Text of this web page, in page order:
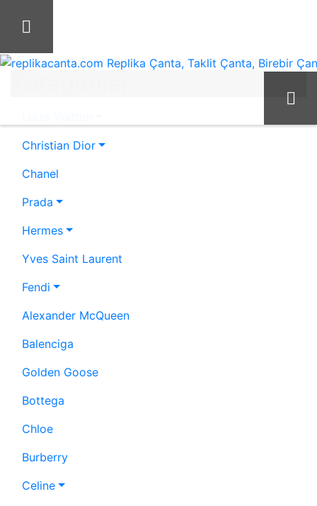
Ana SayfaÜrünler “Taklit Çanta” olarak etiketlendi
Christian Dior
Chanel
Prada
Hermes
Yves Saint Laurent
Fendi
Alexander McQueen
Balenciga
Golden Goose
Bottega
Chloe
Burberry
Celine